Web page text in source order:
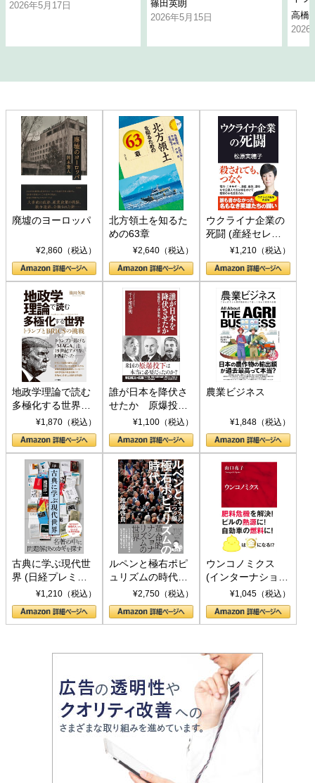
2026年5月17日
篠田英朗
2026年5月15日
高橋
2026
廃墟のヨーロッパ
¥2,860（税込）
北方領土を知るた
めの63章
¥2,640（税込）
ウクライナ企業の
死闘 (産経セレク
ト S 039)¥1,210（税込）
地政学理論で読む
多極化する世界：
トランプとBRICS
の挑戦
¥1,870（税込）
誰が日本を降伏さ
せたか 原爆投
下、ソ連参戦、そ
して聖断 (PHP新
書)
¥1,100（税込）
農業ビジネス
¥1,848（税込）
古典に学ぶ現代世
界 (日経プレミア
シリーズ)¥1,210（税込）
ルペンと極右ポピ
ュリズムの時代：
〈ヤヌス〉の二つ
の顔
¥2,750（税込）
ウンコノミクス
(インターナショナ
ル新書)¥1,045（税込）